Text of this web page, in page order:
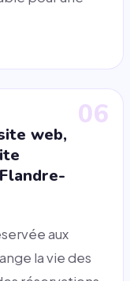
06
web,
aux
la vie des